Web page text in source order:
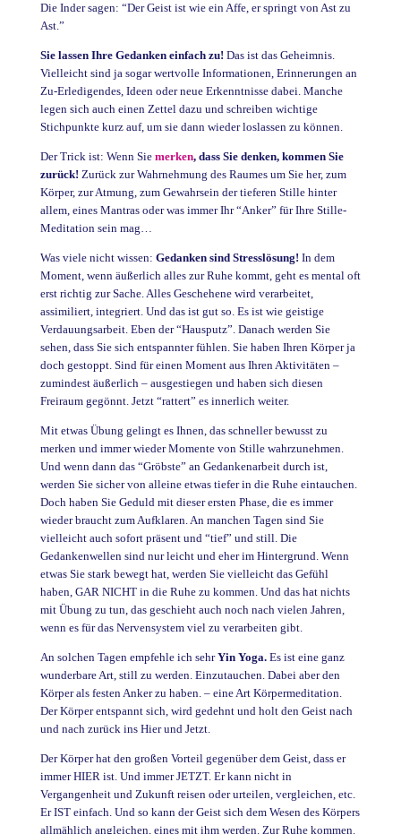
Die Inder sagen: “Der Geist ist wie ein Affe, er springt von Ast zu
Ast.”
Sie lassen Ihre Gedanken einfach zu! Das ist das Geheimnis.
Vielleicht sind ja sogar wertvolle Informationen, Erinnerungen an
Zu-Erledigendes, Ideen oder neue Erkenntnisse dabei. Manche
legen sich auch einen Zettel dazu und schreiben wichtige
Stichpunkte kurz auf, um sie dann wieder loslassen zu können.
Der Trick ist: Wenn Sie merken, dass Sie denken, kommen Sie
zurück! Zurück zur Wahrnehmung des Raumes um Sie her, zum
Körper, zur Atmung, zum Gewahrsein der tieferen Stille hinter
allem, eines Mantras oder was immer Ihr “Anker” für Ihre Stille-
Meditation sein mag…
Was viele nicht wissen: Gedanken sind Stresslösung! In dem
Moment, wenn äußerlich alles zur Ruhe kommt, geht es mental oft
erst richtig zur Sache. Alles Geschehene wird verarbeitet,
assimiliert, integriert. Und das ist gut so. Es ist wie geistige
Verdauungsarbeit. Eben der “Hausputz”. Danach werden Sie
sehen, dass Sie sich entspannter fühlen. Sie haben Ihren Körper ja
doch gestoppt. Sind für einen Moment aus Ihren Aktivitäten –
zumindest äußerlich – ausgestiegen und haben sich diesen
Freiraum gegönnt. Jetzt “rattert” es innerlich weiter.
Mit etwas Übung gelingt es Ihnen, das schneller bewusst zu
merken und immer wieder Momente von Stille wahrzunehmen.
Und wenn dann das “Gröbste” an Gedankenarbeit durch ist,
werden Sie sicher von alleine etwas tiefer in die Ruhe eintauchen.
Doch haben Sie Geduld mit dieser ersten Phase, die es immer
wieder braucht zum Aufklaren. An manchen Tagen sind Sie
vielleicht auch sofort präsent und “tief” und still. Die
Gedankenwellen sind nur leicht und eher im Hintergrund. Wenn
etwas Sie stark bewegt hat, werden Sie vielleicht das Gefühl
haben, GAR NICHT in die Ruhe zu kommen. Und das hat nichts
mit Übung zu tun, das geschieht auch noch nach vielen Jahren,
wenn es für das Nervensystem viel zu verarbeiten gibt.
An solchen Tagen empfehle ich sehrYin Yoga.Es ist eine ganz
wunderbare Art, still zu werden. Einzutauchen. Dabei aber den
Körper als festen Anker zu haben. – eine Art Körpermeditation.
Der Körper entspannt sich, wird gedehnt und holt den Geist nach
und nach zurück ins Hier und Jetzt.
Der Körper hat den großen Vorteil gegenüber dem Geist, dass er
immer HIER ist. Und immer JETZT. Er kann nicht in
Vergangenheit und Zukunft reisen oder urteilen, vergleichen, etc.
Er IST einfach. Und so kann der Geist sich dem Wesen des Körpers
allmählich angleichen, eines mit ihm werden. Zur Ruhe kommen.